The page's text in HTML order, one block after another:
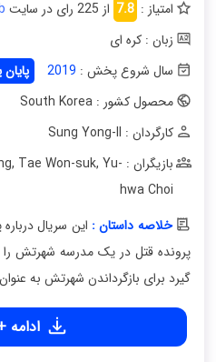
امتیاز : 7.8 از 225 رای در سایت
زبان : کره ای
سال شروع پخش : 2019
پایان
محصول کشور : South Korea
کارگردان : Sung Yong-Il
بازیگران : So-Eun Han
, Tae Won-suk, Yu-
hwa Choi
خلاصه داستان : این سریال
پرونده قتل در یک مدرسه شهرتش
گیرد برای بازگرداندن شهرتش به
ادامه